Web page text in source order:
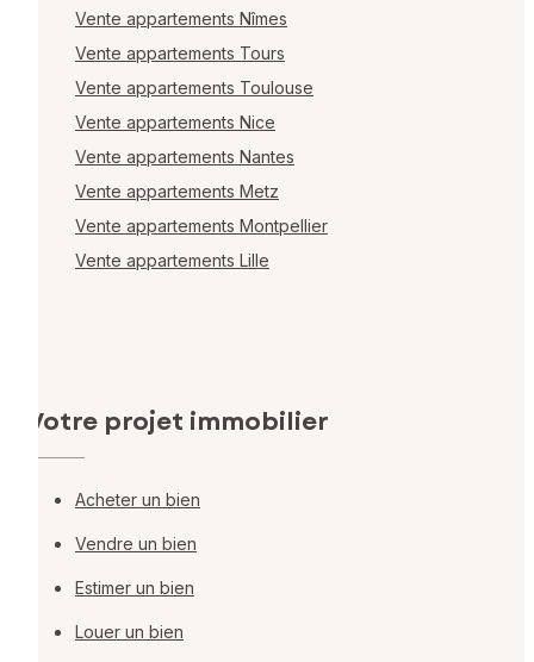
Vente appartements Nîmes
Vente appartements Tours
Vente appartements Toulouse
Vente appartements Nice
Vente appartements Nantes
Vente appartements Metz
Vente appartements Montpellier
Vente appartements Lille
Votre projet immobilier
Acheter un bien
Vendre un bien
Estimer un bien
Louer un bien